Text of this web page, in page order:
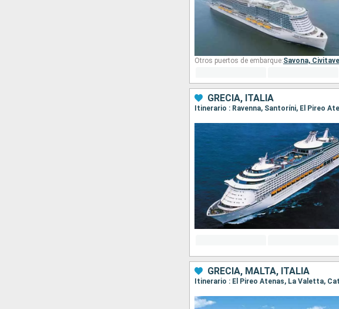
Otros puertos de embarque:Savona,
GRECIA, ITALIA
Itinerario : Ravenna, Santoríni, El Pireo
GRECIA, MALTA, ITALIA
Itinerario : El Pireo Atenas, La Valetta,